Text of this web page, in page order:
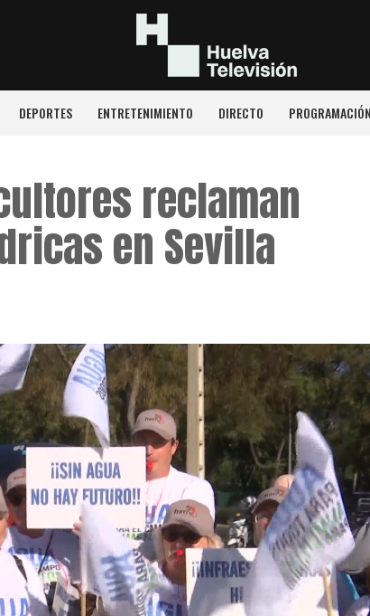
DEPORTES ENTRETENIMIENTO DIRECTO PROGRAMACIÓN
reclaman
en Sevilla